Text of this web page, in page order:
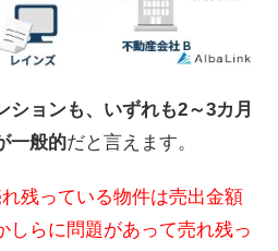
ションも、いずれも2～3カ月
一般的だと言えます。
残っている物件は売出金額
しらに問題があって売れ残っ